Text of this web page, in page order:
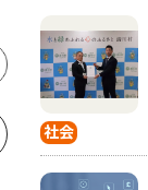
社会